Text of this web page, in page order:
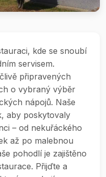
kde se snoubí
servisem.
připravených
o vybraný výběr
nápojů. Naše
aby poskytovaly
– od nekuřáckého
až po malebnou
pohodlí je zajištěno
Přijďte a